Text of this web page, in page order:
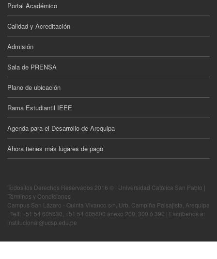
Portal Académico
Calidad y Acreditación
Admisión
Sala de PRENSA
Plano de ubicación
Rama Estudiantil IEEE
Agenda para el Desarrollo de Arequipa
Ahora tienes más lugares de pago
Todos los Derechos Reservados 2016 © · Universidad Católica San Pablo |
Términos y Condiciones
Campus San Lázaro - Quinta Vivanco s/n, Urb. Campiña Paisajista, Arequipa
| Telf: +51 54 605630, +51 54 605600 anexo 200, 300 ó 390 | Escríbenos a:
institucional@ucsp.edu.pe